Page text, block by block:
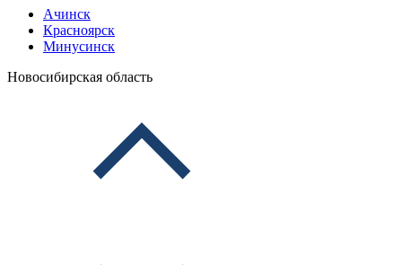
Ачинск
Красноярск
Минусинск
Новосибирская область